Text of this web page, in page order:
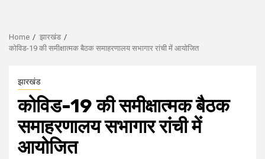
Home
झारखंड
कोविड-19 की समीक्षात्मक बैठक समाहरणालय सभागार रांची में आयोजित
झारखंड
कोविड-19 की समीक्षात्मक बैठक
समाहरणालय सभागार रांची में
आयोजित